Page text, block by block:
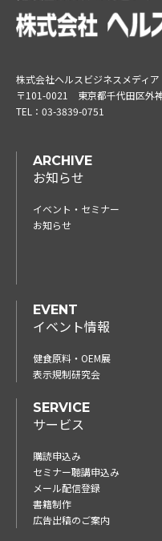
株式会社ヘルスビジネスメディア
〒101-0021 東京都千代田区外
TEL： 03-3839-0751
ARCHIVE
お知らせ
イベント・セミナー
お知らせ
EVENT
イベント情報
健食原料・OEM展
表示規制研究会
SERVICE
サービス
購読申込み
セミナー聴講申込み
メール配信登録
書籍制作
広告出稿のご案内